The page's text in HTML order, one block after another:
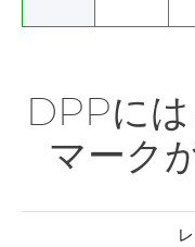
DPPに
マーク